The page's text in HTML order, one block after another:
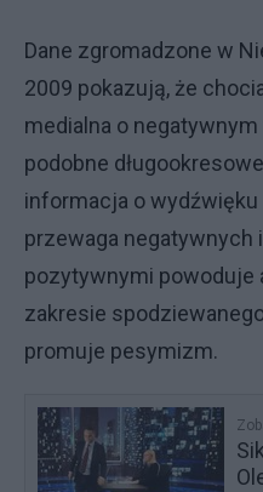
Dane zgromadzone w
2009 pokazują, że
medialna o
podobne
informacja o
przewaga negatywnych
pozytywnymi powoduje
zakresie
promuje pesymizm.